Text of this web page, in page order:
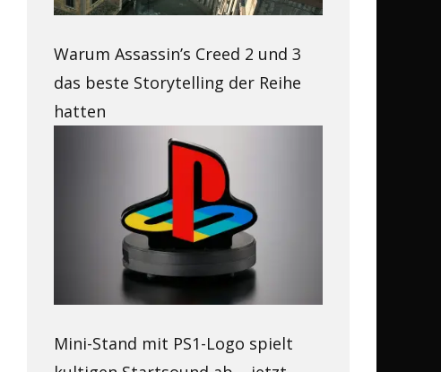
Warum Assassin’s Creed 2 und 3
das beste Storytelling der Reihe
hatten
Mini-Stand mit PS1-Logo spielt